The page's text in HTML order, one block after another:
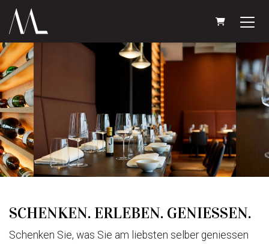
WARENKORB
SCHENKEN. ERLEBEN. GENIESSEN.
Schenken Sie, was Sie am liebsten selber geniessen